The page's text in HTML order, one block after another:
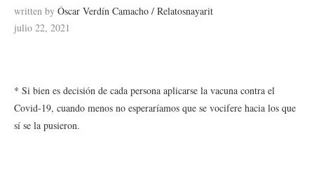
written by Óscar Verdín Camacho / Relatosnayarit
julio 22, 2021
* Si bien es decisión de cada persona aplicarse la vacuna contra el
Covid-19, cuando menos no esperaríamos que se vocifere hacia los que
sí se la pusieron.